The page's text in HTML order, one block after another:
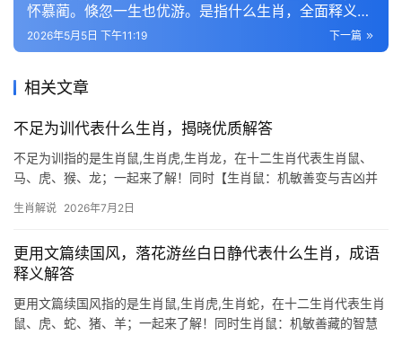
怀慕蔺。倏忽一生也优游。是指什么生肖，全面释义剖
析
下一篇
2026年5月5日 下午11:19
相关文章
不足为训代表什么生肖，揭晓优质解答
不足为训指的是生肖鼠,生肖虎,生肖龙，在十二生肖代表生肖鼠、
马、虎、猴、龙；一起来了解！同时【生肖鼠：机敏善变与吉凶并
贵人提携，事业有突破之机，尤其29岁至41岁者，项目推进极为顺
生肖解说 2026年7月2日
更用文篇续国风，落花游丝白日静代表什么生肖，成语
释义解答
更用文篇续国风指的是生肖鼠,生肖虎,生肖蛇，在十二生肖代表生肖
鼠、虎、蛇、猪、羊；一起来了解！同时生肖鼠：机敏善藏的智慧